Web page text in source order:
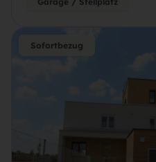
Sofortbezug